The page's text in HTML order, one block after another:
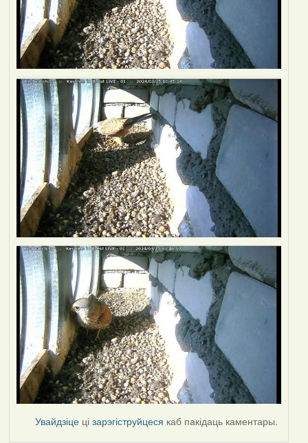
Увайдзіце цізарэгіструйцеся каб пакідаць каментары.